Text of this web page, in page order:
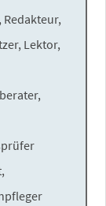
Lektor,